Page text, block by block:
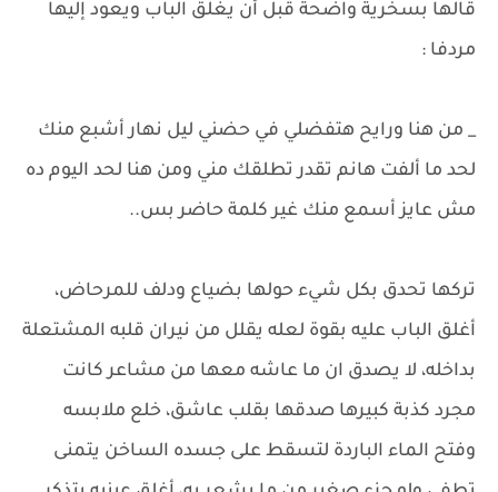
قالها بسخرية واضحة قبل أن يغلق الباب ويعود إليها
مردفا :
_ من هنا ورايح هتفضلي في حضني ليل نهار أشبع منك
لحد ما ألفت هانم تقدر تطلقك مني ومن هنا لحد اليوم ده
مش عايز أسمع منك غير كلمة حاضر بس..
تركها تحدق بكل شيء حولها بضياع ودلف للمرحاض،
أغلق الباب عليه بقوة لعله يقلل من نيران قلبه المشتعلة
بداخله، لا يصدق ان ما عاشه معها من مشاعر كانت
مجرد كذبة كبيرها صدقها بقلب عاشق، خلع ملابسه
وفتح الماء الباردة لتسقط على جسده الساخن يتمنى